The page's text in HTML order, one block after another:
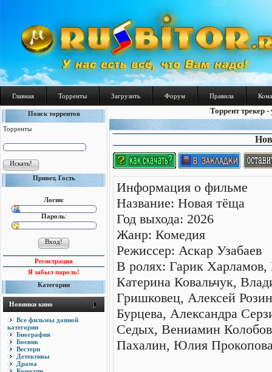
Главная Торренты Загрузить Форум Правила
Поиск торрентов
Торренты
Привет, Гость
Логин:
Пароль:
Регистрация
Я забыл пароль!
Категории
Новинки кино
Все фильмы данной
категории
Биография
Боевик
Вестерн
Детективы
Драма
Торрент трекер
Информация о фильме
Название: Новая тёща
Год выхода: 2026
Жанр: Комедия
Режиссер: Аскар Узабаев
В ролях: Гарик
Катерина Ковальчук,
Гришковец, Алексей
Бурцева, Александра
Седых, Вениамин
Пахалин, Юлия